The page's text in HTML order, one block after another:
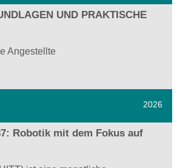
UND PRAKTISCHE
Angestellte
2026
Robotik mit dem Fokus auf